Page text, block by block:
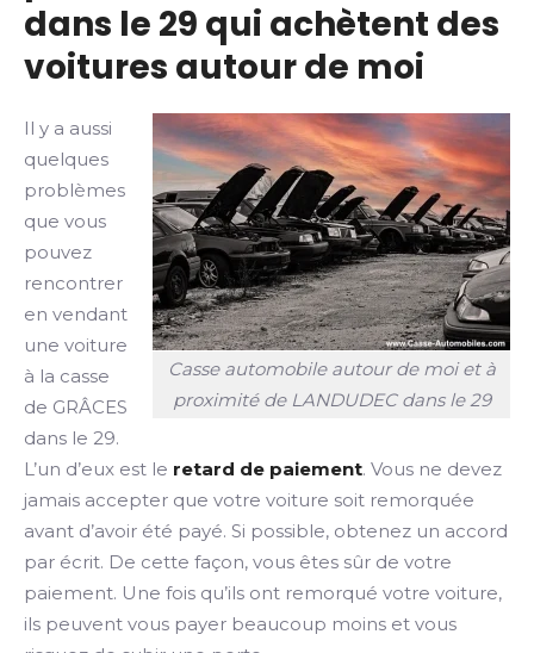
dans le 29 qui achètent des
voitures autour de moi
Casse automobile autour de moi et à
proximité de LANDUDEC dans le 29
Il y a aussi
quelques
problèmes
que vous
pouvez
rencontrer
en vendant
une voiture
à la casse
de GRÂCES
dans le 29.
L’un d’eux est le retard de paiement. Vous ne devez
jamais accepter que votre voiture soit remorquée
avant d’avoir été payé. Si possible, obtenez un accord
par écrit. De cette façon, vous êtes sûr de votre
paiement. Une fois qu’ils ont remorqué votre voiture,
ils peuvent vous payer beaucoup moins et vous